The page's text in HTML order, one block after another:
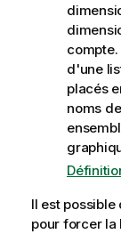
d'une
placés
noms
Il est
pour forcer la